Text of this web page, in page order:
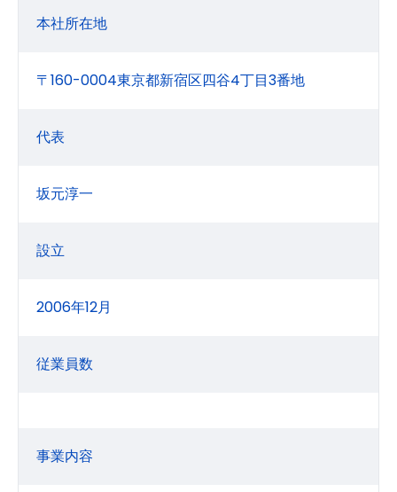
本社所在地
〒160-0004東京都新宿区四谷4丁目3番地
代表
坂元淳一
設立
2006年12月
従業員数
事業内容